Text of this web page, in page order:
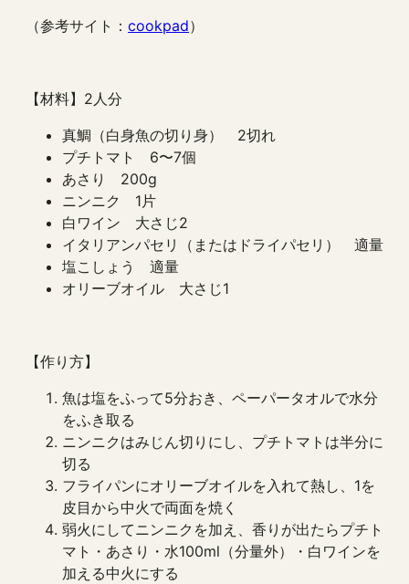
（参考サイト： cookpad）
【材料】2人分
真鯛（白身魚の切り身） 2切れ
プチトマト 6〜7個
あさり 200g
ニンニク 1片
白ワイン 大さじ2
イタリアンパセリ（またはドライパセリ） 適量
塩こしょう 適量
オリーブオイル 大さじ1
【作り方】
魚は塩をふって5分おき、ペーパータオルで水分
をふき取る
ニンニクはみじん切りにし、プチトマトは半分に
切る
フライパンにオリーブオイルを入れて熱し、1を
皮目から中火で両面を焼く
弱火にしてニンニクを加え、香りが出たらプチト
マト・あさり・水100ml（分量外）・白ワインを
加える中火にする